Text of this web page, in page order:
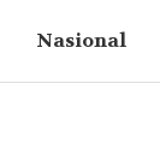
Nasional